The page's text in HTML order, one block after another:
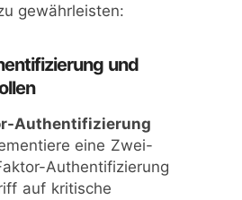
gewährleisten:
und
Authentifizierung
eine Zwei-
Authentifizierung
auf kritische